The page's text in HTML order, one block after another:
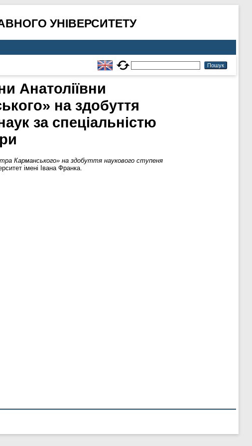
УНІВЕРСИТЕТУ
Анатоліївни
на здобуття
за спеціальністю
Карманського» на здобуття наукового ступеня
імені Івана Франка.